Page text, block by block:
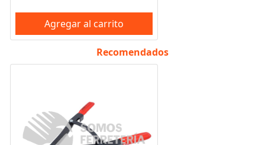
Agregar al carrito
Recomendados